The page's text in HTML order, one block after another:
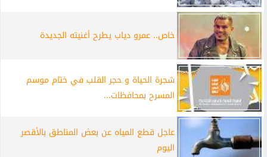
خاص.. عمرو دياب يطرح أغنيته الجديدة
شجرة الحياة و حجر القلب في ختام موسم
المسرح بمحافظات...
عاجل قطع المياه عن بعض المناطق بالأقصر
اليوم